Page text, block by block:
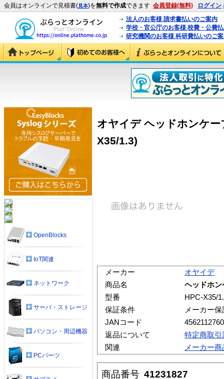
会員はオンラインで見積書(見本)を無料で作成できます 会員登録(無料) ログイン
法人のお客様 請求書払いのご案内
学校・官公庁のお客様 校費・公費
研究機関のお客様 科研費払いのご
オヤイデ ヘッドホンケー
X35/1.3)
メーカー
オヤイデ
商品名
ヘッドホン
型番
HPC-X35/
保証条件
メーカー保
JANコード
返品について
特定商取
関連
メーカー
商品番号 41231827
OpenBlocks
IoT関連
ネットワーク
サーバ・ストレージ
パソコン・周辺機器
PCパーツ